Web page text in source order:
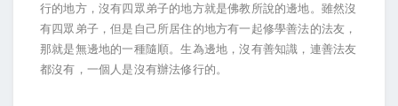
行的地方，沒有四眾弟子的地方就是佛教所說的邊地。雖然沒
有四眾弟子，但是自己所居住的地方有一起修學善法的法友，
那就是無邊地的一種隨順。生為邊地，沒有善知識，連善法友
都沒有，一個人是沒有辦法修行的。